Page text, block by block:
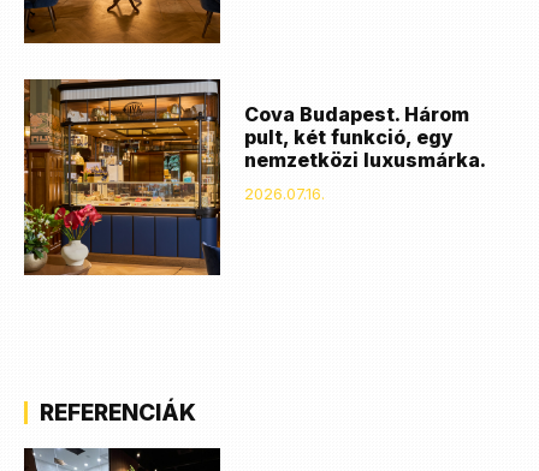
Cova Budapest. Három
pult, két funkció, egy
nemzetközi luxusmárka.
2026.07.16.
REFERENCIÁK